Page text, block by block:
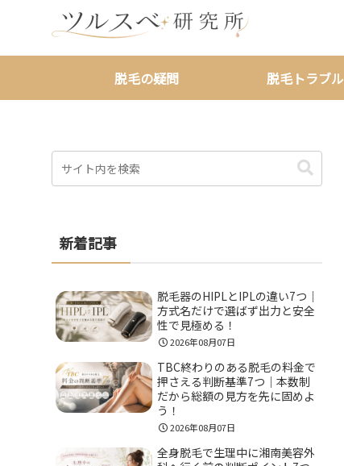
脱毛の疑問 脱毛トラブル
新着記事
脱毛器のHIPLとIPLの違い7つ｜
方式名だけで選ばず出力と安全
性で見極める！
2026年08月07日
TBC終わりのある脱毛の料金で
押さえる判断基準7つ｜本数制
だから総額の見方を先に固めよ
う！
2026年08月07日
全身脱毛で生理中に湘南美容外